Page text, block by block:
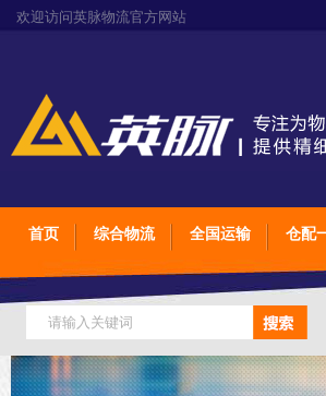
欢迎访问英脉物流官方网站
首页 综合物流 全国运输 仓配